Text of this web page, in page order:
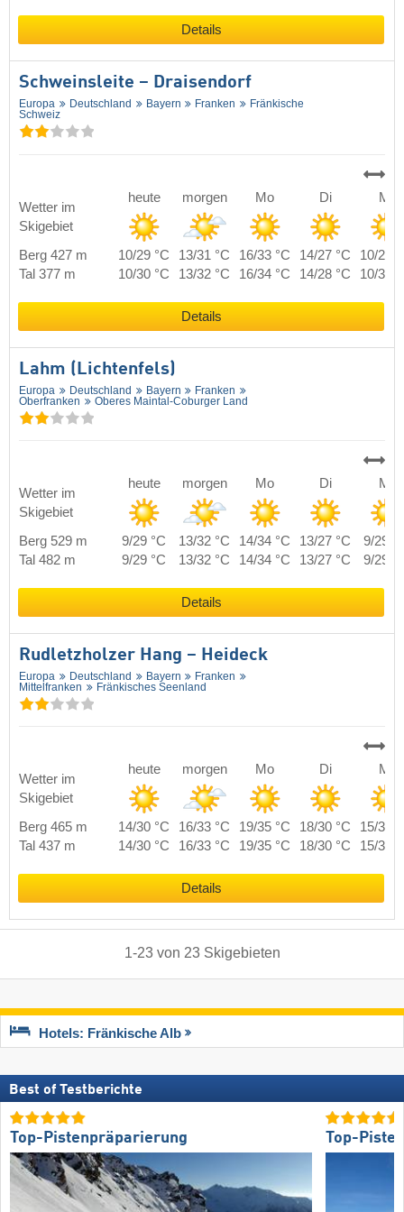
Details
Schweinsleite – Draisendorf
Europa Deutschland Bayern Franken
Fränkische
Schweiz
Wetter im
Skigebiet
heute morgen Mo Di Mi
Berg 427 m 10/29 °C 13/31 °C 16/33 °C 14/27 °C
10/29
Tal 377 m
10/30 °C 13/32 °C 16/34 °C 14/28 °C 10/30
Details
Lahm (Lichtenfels)
Europa Deutschland Bayern
Franken
Oberfranken
Oberes Maintal-Coburger Land
Wetter im
Skigebiet
heute morgen Mo Di Mi
Berg 529 m 9/29 °C 13/32 °C 14/34 °C 13/27 °C
9/29
Tal 482 m
9/29 °C 13/32 °C 14/34 °C 13/27 °C 9/29
Details
Rudletzholzer Hang – Heideck
Europa Deutschland Bayern
Franken
Mittelfranken
Fränkisches Seenland
Wetter im
Skigebiet
heute morgen Mo Di Mi
Berg 465 m 14/30 °C 16/33 °C 19/35 °C 18/30 °C
15/31
Tal 437 m
14/30 °C 16/33 °C 19/35 °C 18/30 °C 15/31
Details
1-23von 23 Skigebieten
Hotels: Fränkische Alb
Best of Testberichte
Top-Pistenpräparierung Top-